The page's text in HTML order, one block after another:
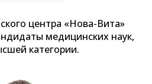
центра «Нова-Вита»
медицинских наук,
категории.